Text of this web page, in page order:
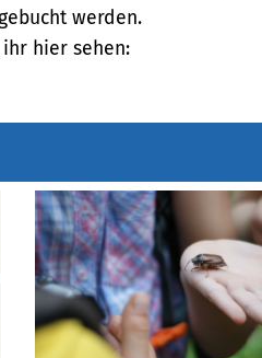
werden.
hier sehen: